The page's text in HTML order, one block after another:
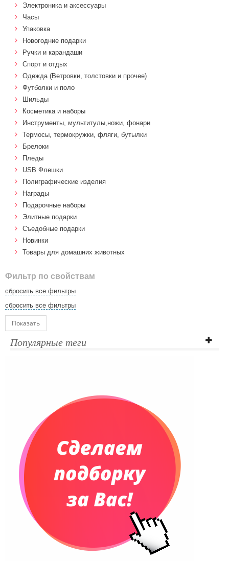
Электроника и аксессуары
Часы
Упаковка
Новогодние подарки
Ручки и карандаши
Спорт и отдых
Одежда (Ветровки, толстовки и прочее)
Футболки и поло
Шильды
Косметика и наборы
Инструменты, мультитулы,ножи, фонари
Термосы, термокружки, фляги, бутылки
Брелоки
Пледы
USB Флешки
Полиграфические изделия
Награды
Подарочные наборы
Элитные подарки
Cъедобные подарки
Новинки
Товары для домашних животных
Фильтр по свойствам
сбросить все фильтры
сбросить все фильтры
Показать
Популярные теги